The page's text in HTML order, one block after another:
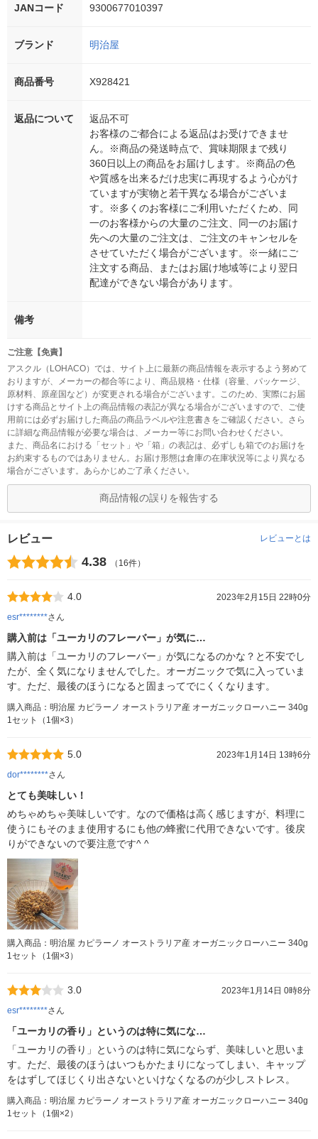
JANコード 9300677010397
ブランド 明治屋
商品番号 X928421
返品について
返品不可
お客様のご都合による返品はお受けできませ
ん。※商品の発送時点で、賞味期限まで残り
360日以上の商品をお届けします。※商品の色
や質感を出来るだけ忠実に再現するよう心がけ
ていますが実物と若干異なる場合がございま
す。※多くのお客様にご利用いただくため、同
一のお客様からの大量のご注文、同一のお届け
先への大量のご注文は、ご注文のキャンセルを
させていただく場合がございます。※一緒にご
注文する商品、またはお届け地域等により翌日
配達ができない場合があります。
備考
ご注意【免責】
アスクル（LOHACO）では、サイト上に最新の商品情報を表示するよう努めて
おりますが、メーカーの都合等により、商品規格・仕様（容量、パッケージ、
原材料、原産国など）が変更される場合がございます。このため、実際にお届
けする商品とサイト上の商品情報の表記が異なる場合がございますので、ご使
用前には必ずお届けした商品の商品ラベルや注意書きをご確認ください。さら
に詳細な商品情報が必要な場合は、メーカー等にお問い合わせください。
また、商品名における「セット」や「箱」の表記は、必ずしも箱でのお届けを
お約束するものではありません。お届け形態は倉庫の在庫状況等により異なる
場合がございます。あらかじめご了承ください。
商品情報の誤りを報告する
レビュー レビューとは
4.38 （16件）
4.0
2023年2月15日 22時0分
esr********さん
購入前は「ユーカリのフレーバー」が気に…
購入前は「ユーカリのフレーバー」が気になるのかな？と不安でし
たが、全く気になりませんでした。オーガニックで気に入っていま
す。ただ、最後のほうになると固まってでにくくなります。
購入商品：明治屋 カピラーノ オーストラリア産 オーガニックローハニー 340g
1セット（1個×3）
5.0
2023年1月14日 13時6分
dor********さん
とても美味しい！
めちゃめちゃ美味しいです。なので価格は高く感じますが、料理に
使うにもそのまま使用するにも他の蜂蜜に代用できないです。後戻
りができないので要注意です^ ^
購入商品：明治屋 カピラーノ オーストラリア産 オーガニックローハニー 340g
1セット（1個×3）
3.0
2023年1月14日 0時8分
esr********さん
「ユーカリの香り」というのは特に気にな…
「ユーカリの香り」というのは特に気にならず、美味しいと思いま
す。ただ、最後のほうはいつもかたまりになってしまい、キャップ
をはずしてほじくり出さないといけなくなるのが少しストレス。
購入商品：明治屋 カピラーノ オーストラリア産 オーガニックローハニー 340g
1セット（1個×2）